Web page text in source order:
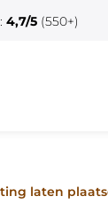
4,7/5 (550+)
laten